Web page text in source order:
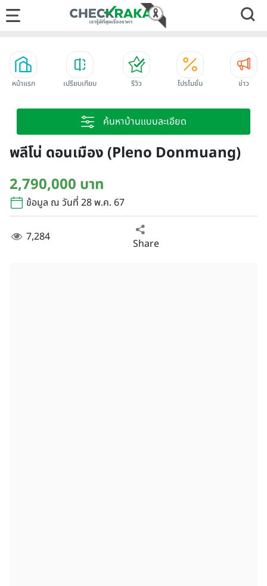
หน้าแรก เปรียบเทียบ รีวิว โปรโมชั่น ข่าว
ค้นหาบ้านแบบละเอียด
พลีโน่ ดอนเมือง (Pleno Donmuang)
2,790,000 บาท
ข้อมูล ณ วันที่ 28 พ.ค. 67
7,284 Share